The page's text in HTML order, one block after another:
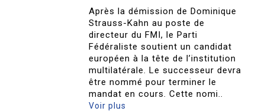
Après la démission de Dominique
Strauss-Kahn au poste de
directeur du FMI, le Parti
Fédéraliste soutient un candidat
européen à la tête de l’institution
multilatérale. Le successeur devra
être nommé pour terminer le
mandat en cours. Cette nomi..
Voir plus